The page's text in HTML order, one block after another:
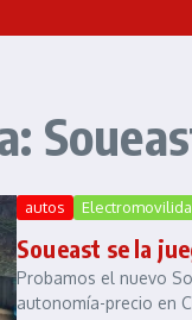
autos
Soueast se la
Probamos el nuevo
autonomía-precio en